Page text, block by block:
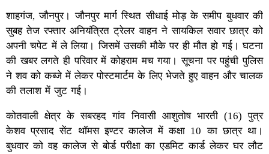
शाहगंज, जौनपुर। जौनपुर मार्ग स्थित सीधाई मोड़ के समीप बुधवार की
सुबह तेज रफ्तार अनियंत्रित ट्रेलर वाहन ने सायकिल सवार छात्र को
अपनी चपेट में ले लिया। जिसमें उसकी मौके पर ही मौत हो गई। घटना
की खबर लगते ही परिवार में कोहराम मच गया। सूचना पर पहुंची पुलिस
ने शव को कब्जे में लेकर पोस्टमार्टम के लिए भेजते हुए वाहन और चालक
की तलाश में जुट गई।
कोतवाली क्षेत्र के सबरहद गांव निवासी आशुतोष भारती (16) पुत्र
केशव प्रसाद सेंट थॉमस इण्टर कालेज में कक्षा 10 का छात्र था।
बुधवार को वह कालेज से बोर्ड परीक्षा का एडमिट कार्ड लेकर घर लौट